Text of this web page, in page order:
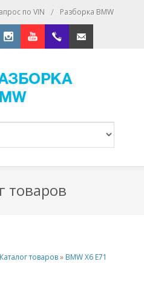
по VIN / Разборка BMW
товаров
Каталог товаров» BMW X6 E71